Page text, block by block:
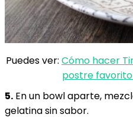
Puedes ver: Cómo hacer
postre
5. En un bowl aparte,
gelatina sin sabor.